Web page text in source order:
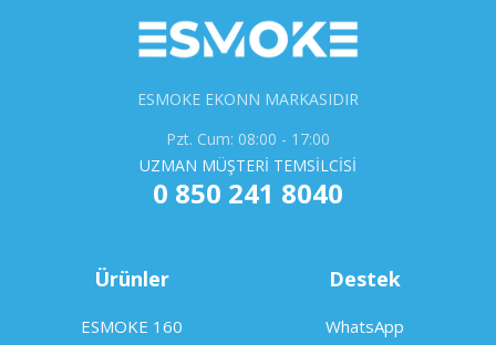
ESMOKE EKONN MARKASIDIR
Pzt. Cum: 08:00 - 17:00
UZMAN MÜŞTERİ TEMSİLCİSİ
0 850 241 8040
Ürünler
ESMOKE 160
Destek
WhatsApp